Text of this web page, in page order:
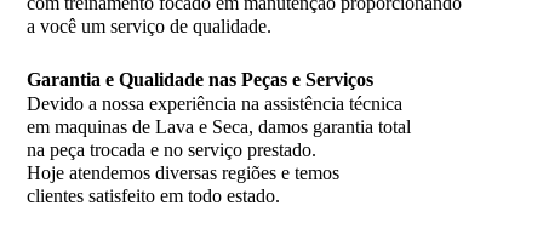
a você um serviço de qualidade.
Garantia e Qualidade nas Peças e Serviços
Devido a nossa experiência na assistência técnica
em maquinas de Lava e Seca, damos garantia total
na peça trocada e no serviço prestado.
Hoje atendemos diversas regiões e temos
clientes satisfeito em todo estado.